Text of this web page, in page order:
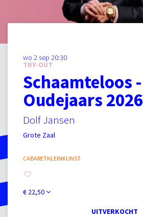
Schaamteloos -
Oudejaars 2026
Dolf Jansen
TRY-OUT
wo 2 sep 20:30
Grote Zaal
CABARETKLEINKUNST
€ 22,50
UITVERKOCHT